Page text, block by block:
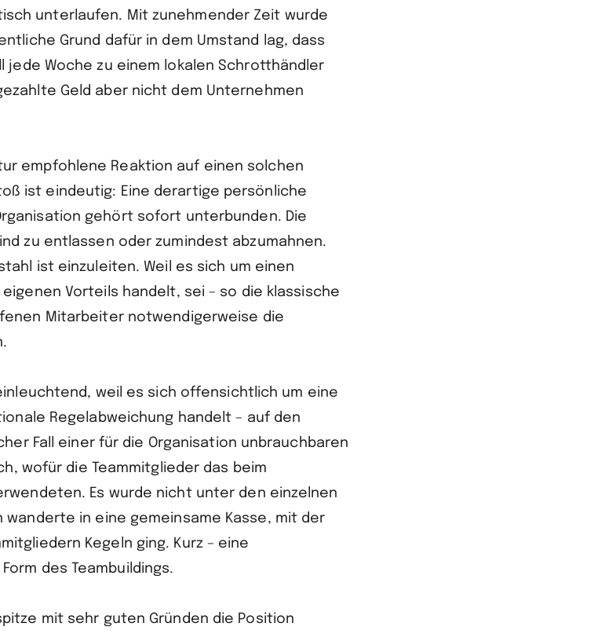
unterlaufen. Mit zunehmender Zeit wurde
Grund dafür in dem Umstand lag, dass
Woche zu einem lokalen Schrotthändler
Geld aber nicht dem Unternehmen
empfohlene Reaktion auf einen solchen
ist eindeutig: Eine derartige persönliche
gehört sofort unterbunden. Die
zu entlassen oder zumindest abzumahnen.
ist einzuleiten. Weil es sich um einen
Vorteils handelt, sei – so die klassische
Mitarbeiter notwendigerweise die
weil es sich offensichtlich um eine
Regelabweichung handelt – auf den
Fall einer für die Organisation unbrauchbaren
wofür die Teammitglieder das beim
Es wurde nicht unter den einzelnen
in eine gemeinsame Kasse, mit der
Kegeln ging. Kurz – eine
des Teambuildings.
mit sehr guten Gründen die Position